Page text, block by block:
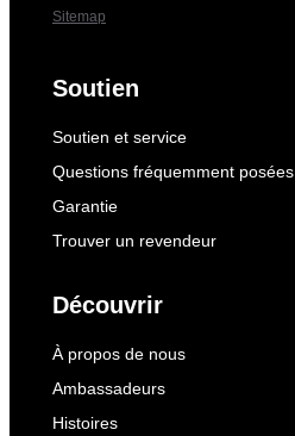
Sitemap
Soutien
Soutien et service
Questions fréquemment posées
Garantie
Trouver un revendeur
Découvrir
À propos de nous
Ambassadeurs
Histoires